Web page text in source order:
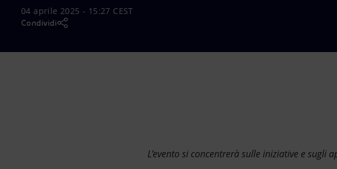
Market Abuse
04 aprile 2025 - 15:27 CEST
Condividi
L’evento si concentrerà sulle iniziative e sugli